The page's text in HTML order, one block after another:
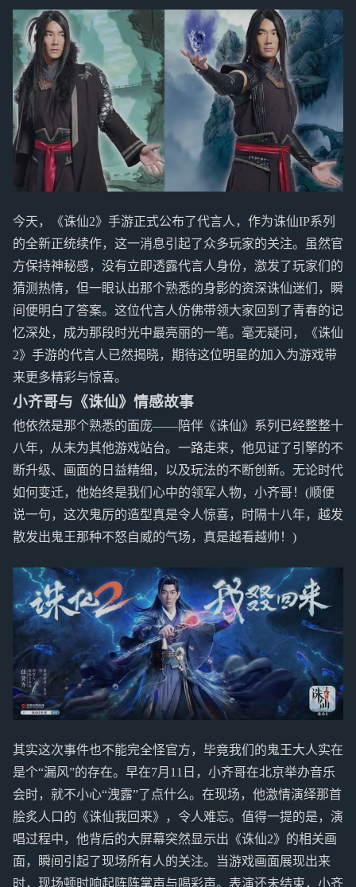
今天，《诛仙2》手游正式公布了代言人，作为诛仙IP系列
的全新正统续作，这一消息引起了众多玩家的关注。虽然官
方保持神秘感，没有立即透露代言人身份，激发了玩家们的
猜测热情，但一眼认出那个熟悉的身影的资深诛仙迷们，瞬
间便明白了答案。这位代言人仿佛带领大家回到了青春的记
忆深处，成为那段时光中最亮丽的一笔。毫无疑问，《诛仙
2》手游的代言人已然揭晓，期待这位明星的加入为游戏带
来更多精彩与惊喜。
小齐哥与《诛仙》情感故事
他依然是那个熟悉的面庞——陪伴《诛仙》系列已经整整十
八年，从未为其他游戏站台。一路走来，他见证了引擎的不
断升级、画面的日益精细，以及玩法的不断创新。无论时代
如何变迁，他始终是我们心中的领军人物，小齐哥！(顺便
说一句，这次鬼厉的造型真是令人惊喜，时隔十八年，越发
散发出鬼王那种不怒自威的气场，真是越看越帅！)
其实这次事件也不能完全怪官方，毕竟我们的鬼王大人实在
是个“漏风”的存在。早在7月11日，小齐哥在北京举办音乐
会时，就不小心“洩露”了点什么。在现场，他激情演绎那首
脍炙人口的《诛仙我回来》，令人难忘。值得一提的是，演
唱过程中，他背后的大屏幕突然显示出《诛仙2》的相关画
面，瞬间引起了现场所有人的关注。当游戏画面展现出来
时，现场顿时响起阵阵掌声与喝彩声。表演还未结束，小齐